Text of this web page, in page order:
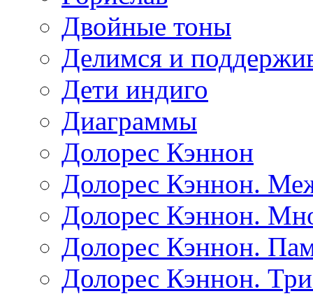
Двойные тоны
Делимся и
Дети индиго
Диаграммы
Долорес Кэннон
Долорес Кэннон.
Долорес Кэннон.
Долорес Кэннон.
Долорес Кэннон.